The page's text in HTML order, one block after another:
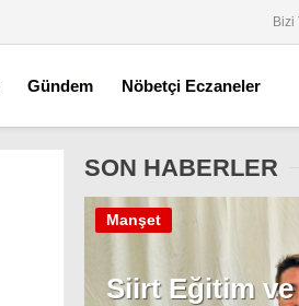
Bizi
Gündem Nöbetçi Eczaneler
SON HABERLER
Siirt Eğitim ve
Manşet